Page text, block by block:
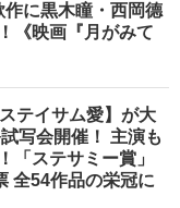
に黒木瞳・西岡德
《映画『月がみて
テイサム愛】が大
写会開催！ 主演も
「ステサミー賞」
全54作品の栄冠に